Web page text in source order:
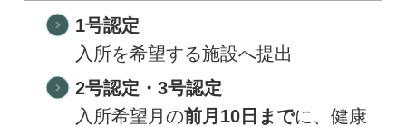
1号認定
入所を希望する施設へ提出
2号認定・3号認定
入所希望月の前月10日までに、健康